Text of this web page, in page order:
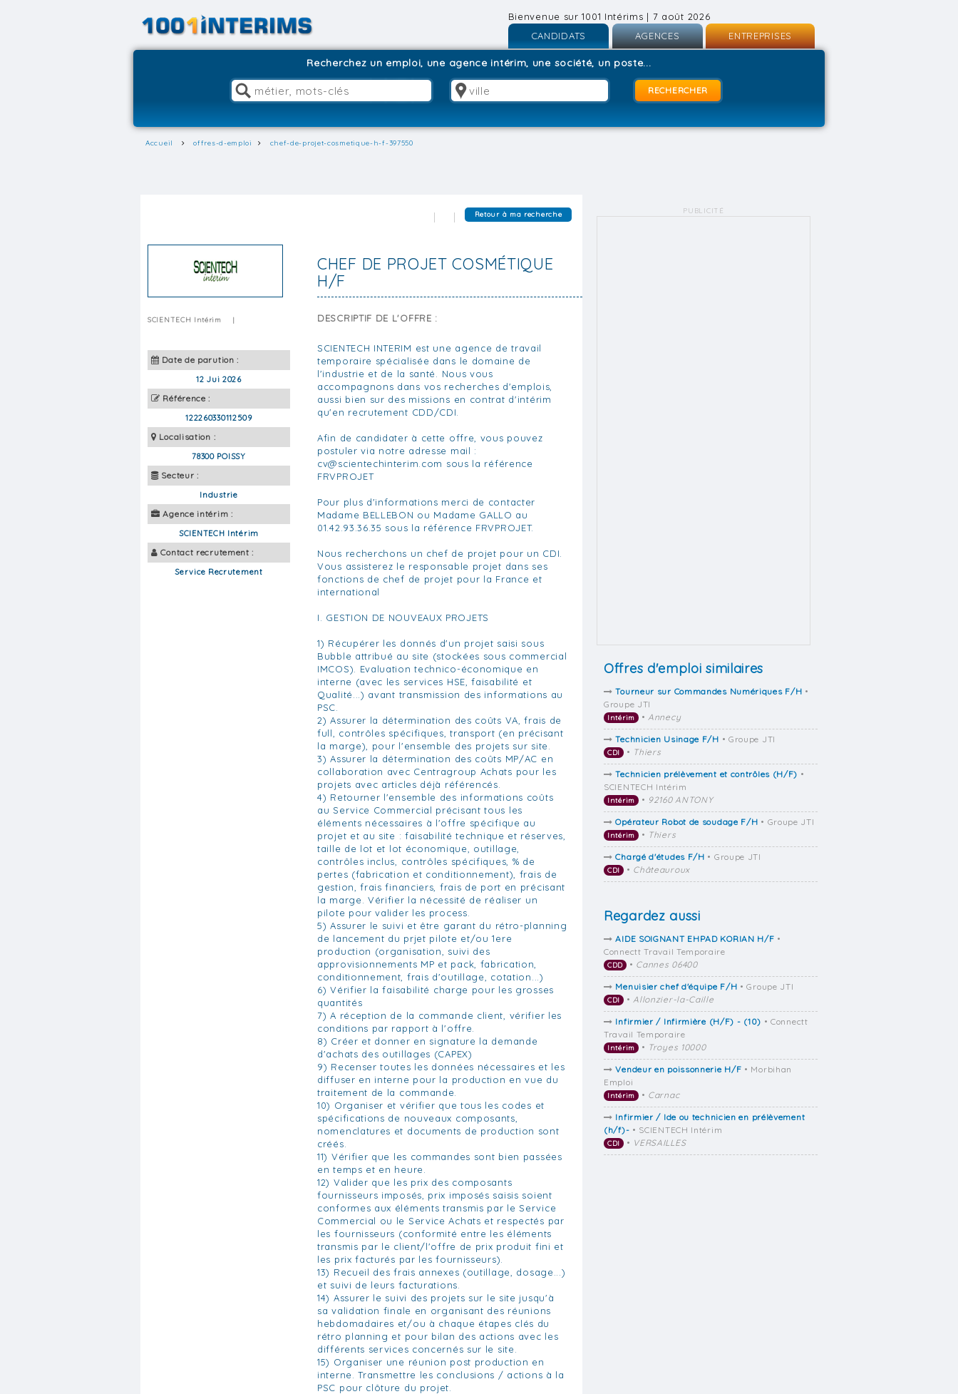
Bienvenue sur 1001 Intérims | 7 août 2026
CANDIDATS
Inscription
AGENCES
Inscription
Connexion
ENTREPRISES
Recherchez un emploi, une agence intérim, une société, un poste...
Accueil offres-d-emploi chef-de-projet-cosmetique-h-f-397550
Retour à ma recherche
CHEF DE PROJET COSMÉTIQUE
H/F
SCIENTECH Intérim |
Date de parution :
12 Jui 2026
Référence :
122260330112509
Localisation :
78300 POISSY
Secteur :
Industrie
Agence intérim :
SCIENTECH Intérim
Contact recrutement :
Service Recrutement
DESCRIPTIF DE L'OFFRE :
SCIENTECH INTERIM est une agence de travail
temporaire spécialisée dans le domaine de
l'industrie et de la santé. Nous vous
accompagnons dans vos recherches d'emplois,
aussi bien sur des missions en contrat d'intérim
qu'en recrutement CDD/CDI.
Afin de candidater à cette offre, vous pouvez
postuler via notre adresse mail :
cv@scientechinterim.com sous la référence
FRVPROJET
Pour plus d'informations merci de contacter
Madame BELLEBON ou Madame GALLO au
01.42.93.36.35 sous la référence FRVPROJET.
Nous recherchons un chef de projet pour un CDI.
Vous assisterez le responsable projet dans ses
fonctions de chef de projet pour la France et
international
I. GESTION DE NOUVEAUX PROJETS
1) Récupérer les donnés d'un projet saisi sous
Bubble attribué au site (stockées sous commercial
IMCOS). Evaluation technico-économique en
interne (avec les services HSE, faisabilité et
Qualité...) avant transmission des informations au
PSC.
2) Assurer la détermination des coûts VA, frais de
full, contrôles spécifiques, transport (en précisant
la marge), pour l'ensemble des projets sur site.
3) Assurer la détermination des coûts MP/AC en
collaboration avec Centragroup Achats pour les
projets avec articles déjà référencés.
4) Retourner l'ensemble des informations coûts
au Service Commercial précisant tous les
éléments nécessaires à l'offre spécifique au
projet et au site : faisabilité technique et réserves,
taille de lot et lot économique, outillage,
contrôles inclus, contrôles spécifiques, % de
pertes (fabrication et conditionnement), frais de
gestion, frais financiers, frais de port en précisant
la marge. Vérifier la nécessité de réaliser un
pilote pour valider les process.
5) Assurer le suivi et être garant du rétro-planning
de lancement du prjet pilote et/ou 1ere
production (organisation, suivi des
approvisionnements MP et pack, fabrication,
conditionnement, frais d'outillage, cotation...)
6) Vérifier la faisabilité charge pour les grosses
quantités
7) A réception de la commande client, vérifier les
conditions par rapport à l'offre.
8) Créer et donner en signature la demande
d'achats des outillages (CAPEX)
9) Recenser toutes les données nécessaires et les
diffuser en interne pour la production en vue du
traitement de la commande.
10) Organiser et vérifier que tous les codes et
spécifications de nouveaux composants,
nomenclatures et documents de production sont
créés.
11) Vérifier que les commandes sont bien passées
en temps et en heure.
12) Valider que les prix des composants
fournisseurs imposés, prix imposés saisis soient
conformes aux éléments transmis par le Service
Commercial ou le Service Achats et respectés par
les fournisseurs (conformité entre les éléments
transmis par le client/l'offre de prix produit fini et
les prix facturés par les fournisseurs).
13) Recueil des frais annexes (outillage, dosage...)
et suivi de leurs facturations.
14) Assurer le suivi des projets sur le site jusqu'à
sa validation finale en organisant des réunions
hebdomadaires et/ou à chaque étapes clés du
rétro planning et pour bilan des actions avec les
différents services concernés sur le site.
15) Organiser une réunion post production en
interne. Transmettre les conclusions / actions à la
PSC pour clôture du projet.
PUBLICITÉ
Offres d'emploi similaires
Tourneur sur Commandes Numériques F/H •
Groupe JTI
Intérim •Annecy
Technicien Usinage F/H • Groupe JTI
CDI • Thiers
Technicien prélèvement et contrôles (H/F) •
SCIENTECH Intérim
Intérim • 92160 ANTONY
Opérateur Robot de soudage F/H • Groupe JTI
Intérim • Thiers
Chargé d'études F/H • Groupe JTI
CDI • Châteauroux
Regardez aussi
AIDE SOIGNANT EHPAD KORIAN H/F •
Connectt Travail Temporaire
CDD • Cannes 06400
Menuisier chef d'équipe F/H • Groupe JTI
CDI •Allonzier-la-Caille
Infirmier / Infirmière (H/F) - (10) • Connectt
Travail Temporaire
Intérim • Troyes 10000
Vendeur en poissonnerie H/F • Morbihan
Emploi
Intérim • Carnac
Infirmier / Ide ou technicien en prélèvement
(h/f)- • SCIENTECH Intérim
CDI • VERSAILLES